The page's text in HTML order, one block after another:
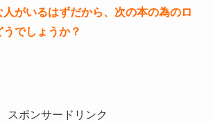
がいるはずだから、次の本の為のロ
でしょうか？
スポンサードリンク